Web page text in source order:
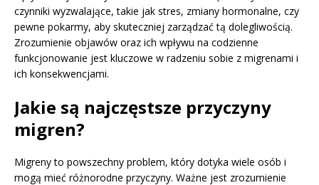
czynniki wyzwalające, takie jak stres, zmiany hormonalne, czy
pewne pokarmy, aby skuteczniej zarządzać tą dolegliwością.
Zrozumienie objawów oraz ich wpływu na codzienne
funkcjonowanie jest kluczowe w radzeniu sobie z migrenami i
ich konsekwencjami.
Jakie są najczęstsze przyczyny
migren?
Migreny to powszechny problem, który dotyka wiele osób i
mogą mieć różnorodne przyczyny. Ważne jest zrozumienie